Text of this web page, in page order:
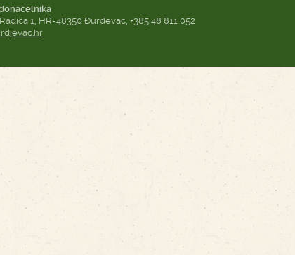
1, HR-48350 Đurđevac, +385 48 811 052